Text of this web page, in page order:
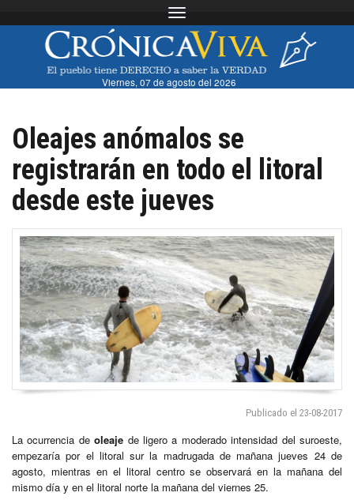
Toggle navigation
Viernes, 07 de agosto del 2026
Oleajes anómalos se
registrarán en todo el litoral
desde este jueves
Publicado el 23-08-2017
La ocurrencia deoleaje de ligero a moderado intensidad del suroeste,
empezaría por el litoral sur la madrugada de mañana jueves 24 de
agosto, mientras en el litoral centro se observará en la mañana del
mismo día y en el litoral norte la mañana del viernes 25.